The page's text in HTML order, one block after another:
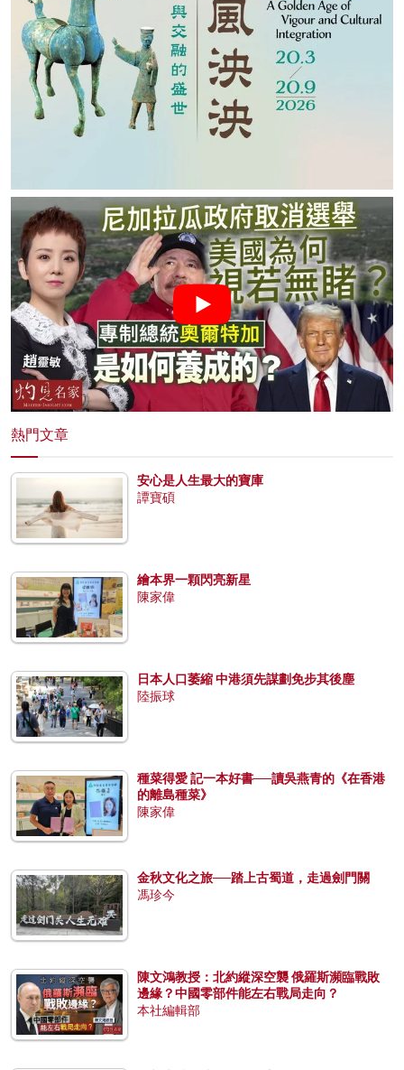
熱門文章
安心是人生最大的寶庫
譚寶碩
繪本界一顆閃亮新星
陳家偉
日本人口萎縮 中港須先謀劃免步其後塵
陸振球
種菜得愛 記一本好書──讀吳燕青的《在香港
的離島種菜》
陳家偉
金秋文化之旅──踏上古蜀道，走過劍門關
馮珍今
陳文鴻教授：北約縱深空襲 俄羅斯瀕臨戰敗
邊緣？中國零部件能左右戰局走向？
本社編輯部